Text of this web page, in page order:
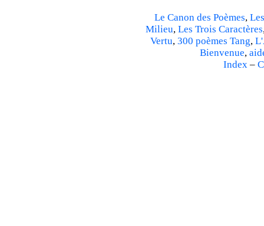
Le Canon des Poèmes,
Milieu, Les Trois Caractères
Vertu, 300 poèmes Tang,
Bienvenue,
Index–